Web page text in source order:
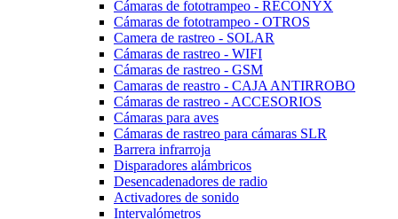
Cámaras de fototrampeo - RECONYX
Cámaras de fototrampeo - OTROS
Camera de rastreo - SOLAR
Cámaras de rastreo - WIFI
Cámaras de rastreo - GSM
Camaras de reastro - CAJA ANTIRROBO
Cámaras de rastreo - ACCESORIOS
Cámaras para aves
Cámaras de rastreo para cámaras SLR
Barrera infrarroja
Disparadores alámbricos
Desencadenadores de radio
Activadores de sonido
Intervalómetros